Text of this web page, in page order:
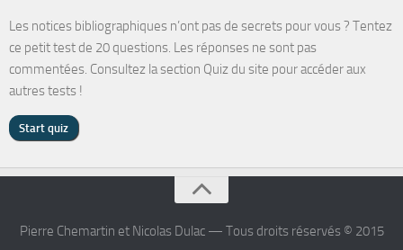
Les notices bibliographiques n’ont pas de secrets pour vous ? Tentez
ce petit test de 20 questions. Les réponses ne sont pas
commentées. Consultez la section Quiz du site pour accéder aux
autres tests !
Pierre Chemartin et Nicolas Dulac — Tous droits réservés © 2015